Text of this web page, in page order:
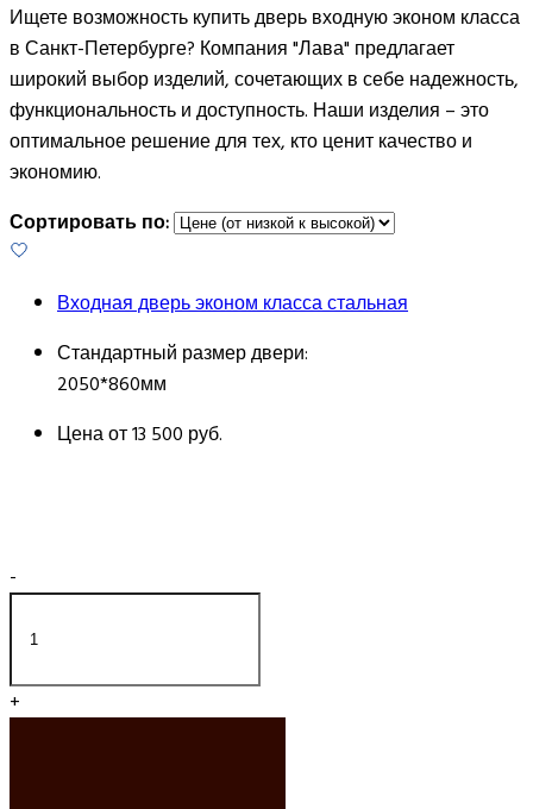
Ищете возможность купить дверь входную эконом класса
в Санкт-Петербурге? Компания "Лава" предлагает
широкий выбор изделий, сочетающих в себе надежность,
функциональность и доступность. Наши изделия – это
оптимальное решение для тех, кто ценит качество и
экономию.
Сортировать по:
Входная дверь эконом класса стальная
Стандартный размер двери:
2050*860мм
Цена от13 500 руб.
-
+